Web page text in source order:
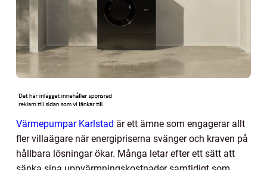
Värmepumpar Karlstad är ett ämne som engagerar allt
fler villaägare när energipriserna svänger och kraven på
hållbara lösningar ökar. Många letar efter ett sätt att